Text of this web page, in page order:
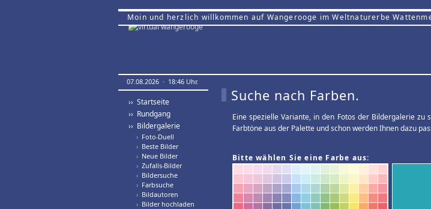
Moin und herzlich willkommen auf Wangerooge im Weltnaturerbe
07.08.2026 · 18:46 Uhr.
›› Startseite
›› Rundgang
›› Bildergalerie
› Foto-Duell
› Beste Bilder
› Neue Bilder
› Zufalls-Bilder
› Bildersuche
› Farbsuche
› Bildautoren
› Bilder hochladen
Suche nach Farben.
Eine spezielle Variante, in den Fotos der Bildergalerie
Farbtöne aus der Palette und schon werden Ihnen dazu
Bitte wählen Sie eine Farbe aus: